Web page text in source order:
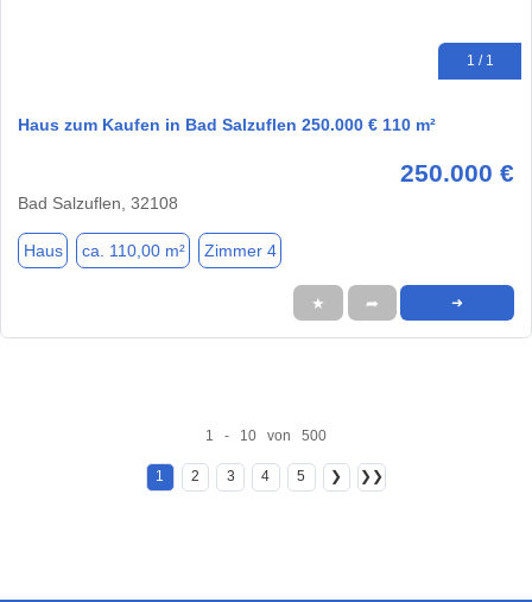
1 / 1
Haus zum Kaufen in Bad Salzuflen 250.000 € 110 m²
250.000 €
Bad Salzuflen, 32108
Haus ca. 110,00 m² Zimmer 4
★ ➦ ➜
1 - 10 von 500
1 2 3 4 5 ❯ ❯❯